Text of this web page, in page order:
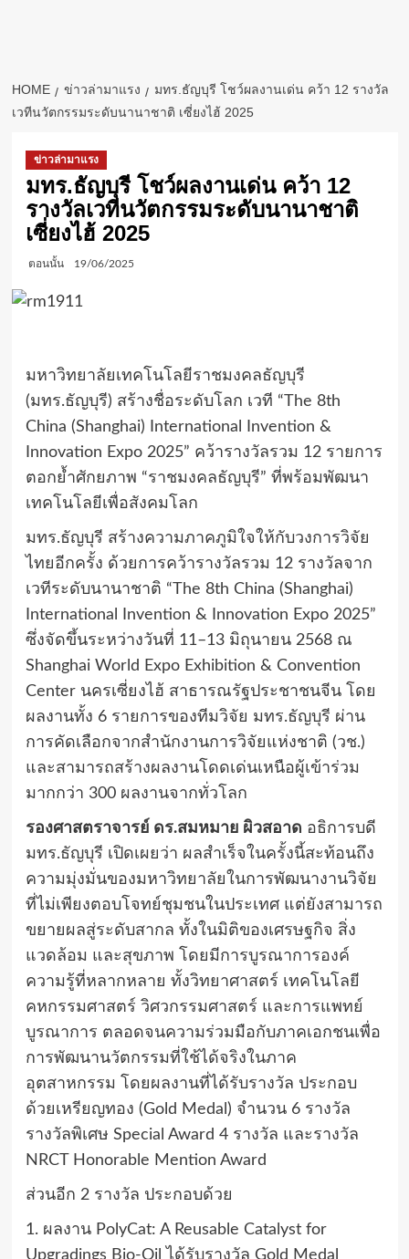
HOME ข่าวล่ามาแรง
มทร.ธัญบุรี โชว์ผลงานเด่น คว้า 12 รางวัล
เวทีนวัตกรรมระดับนานาชาติ เซี่ยงไฮ้ 2025
ข่าวล่ามาแรง
มทร.ธัญบุรี โชว์ผลงานเด่น คว้า 12
รางวัลเวทีนวัตกรรมระดับนานาชาติ
เซี่ยงไฮ้ 2025
ตอนนั้น 19/06/2025
​มหาวิทยาลัยเทคโนโลยีราชมงคลธัญบุรี
(มทร.ธัญบุรี) สร้างชื่อระดับโลก เวที “The 8th
China (Shanghai) International Invention &
Innovation Expo 2025” คว้ารางวัลรวม 12 รายการ
ตอกย้ำศักยภาพ “ราชมงคลธัญบุรี” ที่พร้อมพัฒนา
เทคโนโลยีเพื่อสังคมโลก
​มทร.ธัญบุรี สร้างความภาคภูมิใจให้กับวงการวิจัย
ไทยอีกครั้ง ด้วยการคว้ารางวัลรวม 12 รางวัลจาก
เวทีระดับนานาชาติ “The 8th China (Shanghai)
International Invention & Innovation Expo 2025”
ซึ่งจัดขึ้นระหว่างวันที่ 11–13 มิถุนายน 2568 ณ
Shanghai World Expo Exhibition & Convention
Center นครเซี่ยงไฮ้ สาธารณรัฐประชาชนจีน โดย
ผลงานทั้ง 6 รายการของทีมวิจัย มทร.ธัญบุรี ผ่าน
การคัดเลือกจากสำนักงานการวิจัยแห่งชาติ (วช.)
และสามารถสร้างผลงานโดดเด่นเหนือผู้เข้าร่วม
มากกว่า 300 ผลงานจากทั่วโลก
​รองศาสตราจารย์ ดร.สมหมาย ผิวสอาด อธิการบดี
มทร.ธัญบุรี เปิดเผยว่า ผลสำเร็จในครั้งนี้สะท้อนถึง
ความมุ่งมั่นของมหาวิทยาลัยในการพัฒนางานวิจัย
ที่ไม่เพียงตอบโจทย์ชุมชนในประเทศ แต่ยังสามารถ
ขยายผลสู่ระดับสากล ทั้งในมิติของเศรษฐกิจ สิ่ง
แวดล้อม และสุขภาพ โดยมีการบูรณาการองค์
ความรู้ที่หลากหลาย ทั้งวิทยาศาสตร์ เทคโนโลยี
คหกรรมศาสตร์ วิศวกรรมศาสตร์ และการแพทย์
บูรณาการ ตลอดจนความร่วมมือกับภาคเอกชนเพื่อ
การพัฒนานวัตกรรมที่ใช้ได้จริงในภาค
อุตสาหกรรม โดยผลงานที่ได้รับรางวัล ประกอบ
ด้วยเหรียญทอง (Gold Medal) จำนวน 6 รางวัล
รางวัลพิเศษ Special Award 4 รางวัล และรางวัล
NRCT Honorable Mention Award
ส่วนอีก 2 รางวัล ประกอบด้วย
1. ผลงาน PolyCat: A Reusable Catalyst for